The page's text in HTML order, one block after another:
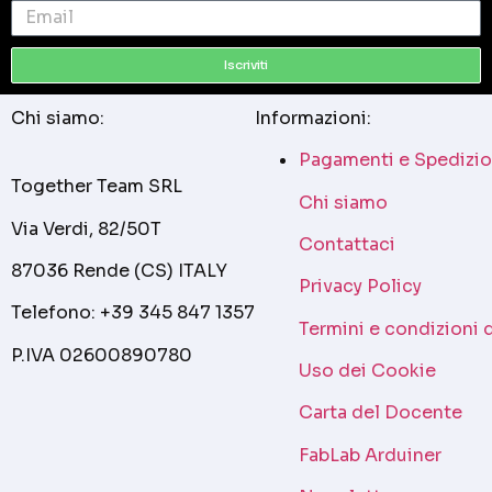
Iscriviti
Chi siamo:
Together Team SRL
Via Verdi, 82/50T
87036 Rende (CS) ITALY
Telefono: +39 345 847 1357
P.IVA 02600890780
Informazioni:
Pagamenti e
Chi siamo
Contattaci
Privacy Policy
Termini e condizioni
Uso dei Cookie
Carta del Docente
FabLab Arduiner